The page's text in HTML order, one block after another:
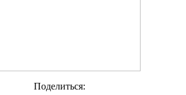
Поделиться: